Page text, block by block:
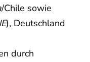
/Chile sowie
), Deutschland
durch